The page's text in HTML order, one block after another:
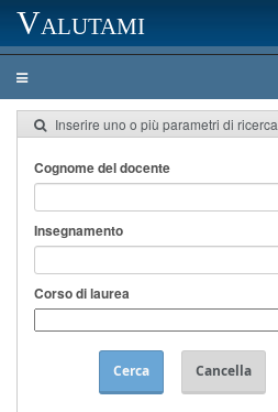
Valutami
Inserire uno o più parametri di ricerca
Cognome del docente
Insegnamento
Corso di laurea
Cerca Cancella